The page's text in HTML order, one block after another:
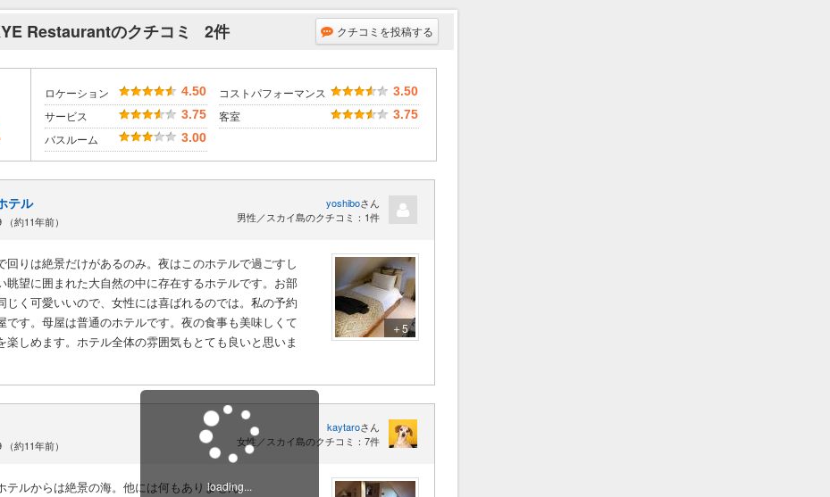
Restaurantのクチコミ 2件 クチコミを投稿する
ロケーション 4.50 コストパフォーマンス 3.50
サービス 3.75 客室 3.75
バスルーム 3.00
テル
約11年前）
yoshiboさん
男性／スカイ島のクチコミ：1件
回りは絶景だけがあるのみ。夜はこのホテルで過ごすし
眺望に囲まれた大自然の中に存在するホテルです。お部
じく可愛いいので、女性には喜ばれるのでは。私の予約
です。母屋は普通のホテルです。夜の食事も美味しくて
楽しめます。ホテル全体の雰囲気もとても良いと思いま
＋5
約11年前）
kaytaroさん
女性／スカイ島のクチコミ：7件
テルからは絶景の海。他には何もありません。
loading...